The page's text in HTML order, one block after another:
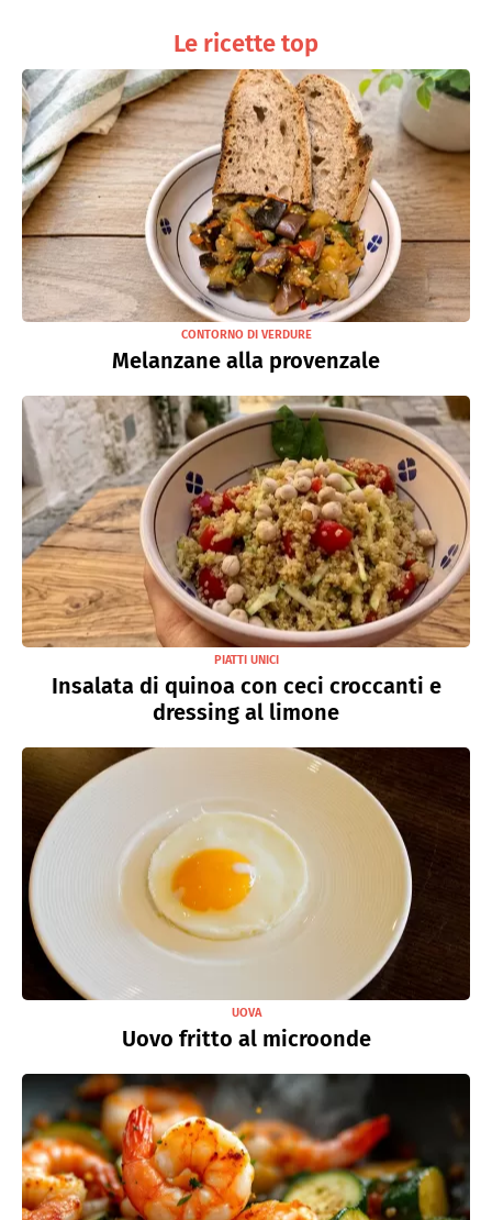
Le ricette top
CONTORNO DI VERDURE
Melanzane alla provenzale
PIATTI UNICI
Insalata di quinoa con ceci croccanti e
dressing al limone
UOVA
Uovo fritto al microonde